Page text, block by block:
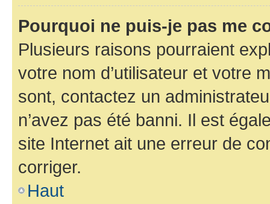
Pourquoi ne puis-je pas me
Plusieurs raisons pourraient
votre nom d’utilisateur et votre
sont, contactez un
n’avez pas été banni. Il est
site Internet ait une erreur de
corriger.
Haut